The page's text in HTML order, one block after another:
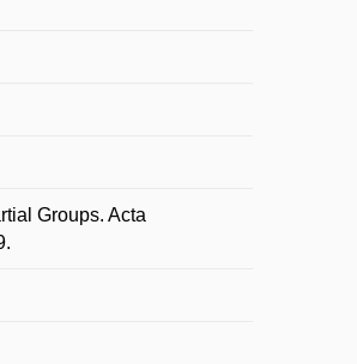
Groups. Acta